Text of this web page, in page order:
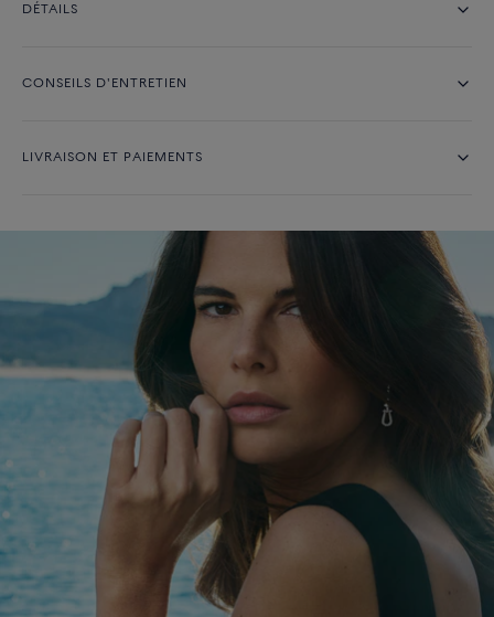
DÉTAILS
CONSEILS D'ENTRETIEN
LIVRAISON ET PAIEMENTS